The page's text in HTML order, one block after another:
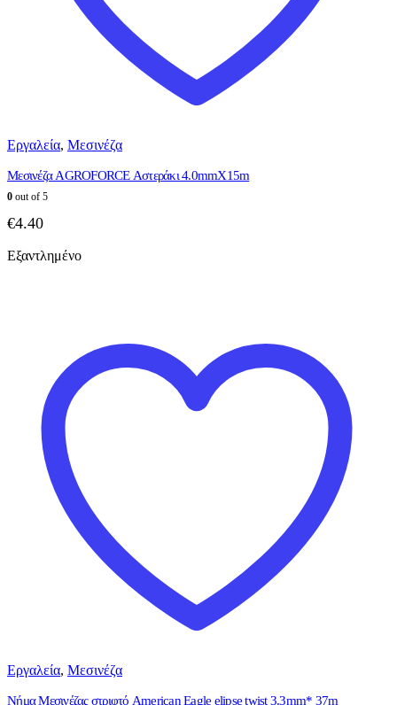
Εργαλεία, Μεσινέζα
Μεσινέζα AGROFORCE Αστεράκι 4.0mmX15m
0 out of 5
€4.40
Εξαντλημένο
Εργαλεία, Μεσινέζα
Νήμα Μεσινέζας στριφτό American Eagle elipse twist 3.3mm* 37m